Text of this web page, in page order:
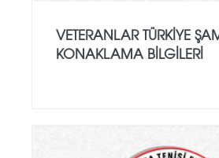
VETERANLAR TÜRKIYE
KONAKLAMA BILGILERI